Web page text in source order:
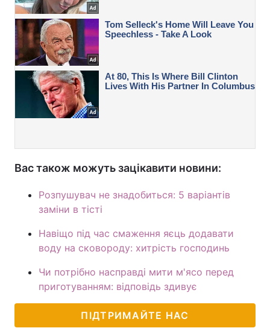
Вас також можуть зацікавити новини:
Розпушувач не знадобиться: 5 варіантів
заміни в тісті
Навіщо під час смаження яєць додавати
воду на сковороду: хитрість господинь
Чи потрібно насправді мити м'ясо перед
приготуванням: відповідь здивує
ПІДТРИМАЙТЕ НАС